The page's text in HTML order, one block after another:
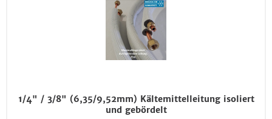
1/4" / 3/8" (6,35/9,52mm) Kältemittelleitung isoliert
und gebördelt